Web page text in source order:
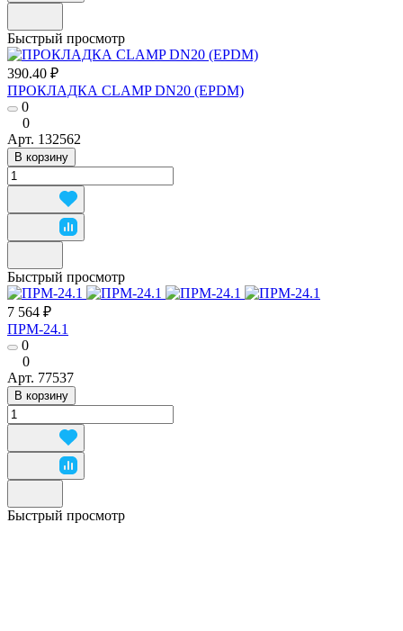
Быстрый просмотр
390.40 ₽
ПРОКЛАДКА CLAMP DN20 (EPDM)
0
0
Арт. 132562
В корзину
Быстрый просмотр
7 564 ₽
ПРМ-24.1
0
0
Арт. 77537
В корзину
Быстрый просмотр